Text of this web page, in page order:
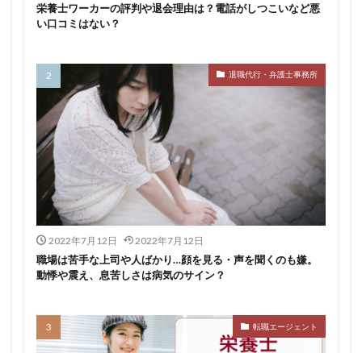
栄養士ワーカーの評判や退会理由は？電話がしつこいなど悪
い口コミはない？
退職代行・弁護士事務所
2022年7月12日 2022年7月12日
職場は苦手な上司や人ばかり…顔を見る・声を聞くのも嫌。
動悸や震え、息苦しさは病気のサイン？
転職エージェント